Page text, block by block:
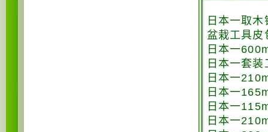
日本一取木
盆栽工具皮
日本一
日本一套装
日本一
日本一
日本一
日本一